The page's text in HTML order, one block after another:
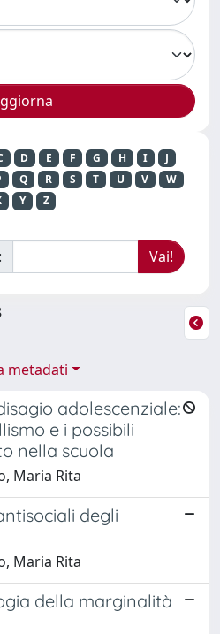
D E F G H I
J
Q R S T U V
W
Y Z
metadati
adolescenziale:
e i possibili
nella scuola
Maria Rita
degli
Maria Rita
della marginalità